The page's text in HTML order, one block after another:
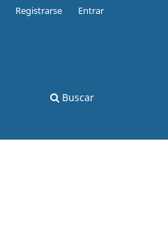
Buscar
Registrarse Entrar